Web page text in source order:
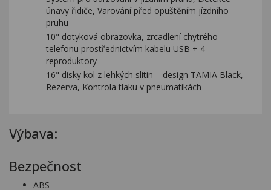
únavy řidiče, Varování před opuštěním jízdního
pruhu
10" dotyková obrazovka, zrcadlení chytrého
telefonu prostřednictvím kabelu USB + 4
reproduktory
16" disky kol z lehkých slitin – design TAMIA Black,
Rezerva, Kontrola tlaku v pneumatikách
Výbava:
Bezpečnost
ABS